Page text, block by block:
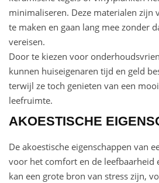
minimaliseren. Deze materialen zijn
te maken en gaan lang mee zonder
vereisen.
Door te kiezen voor
kunnen huiseigenaren tijd en geld
terwijl ze toch genieten van een
leefruimte.
AKOESTISCHE
De akoestische eigenschappen van
voor het comfort en de leefbaarheid
kan een grote bron van stress zijn,